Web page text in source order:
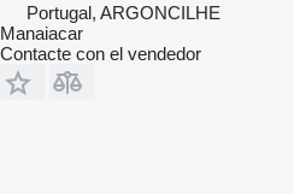
Portugal, ARGONCILHE
Manaiacar
Contacte con el vendedor